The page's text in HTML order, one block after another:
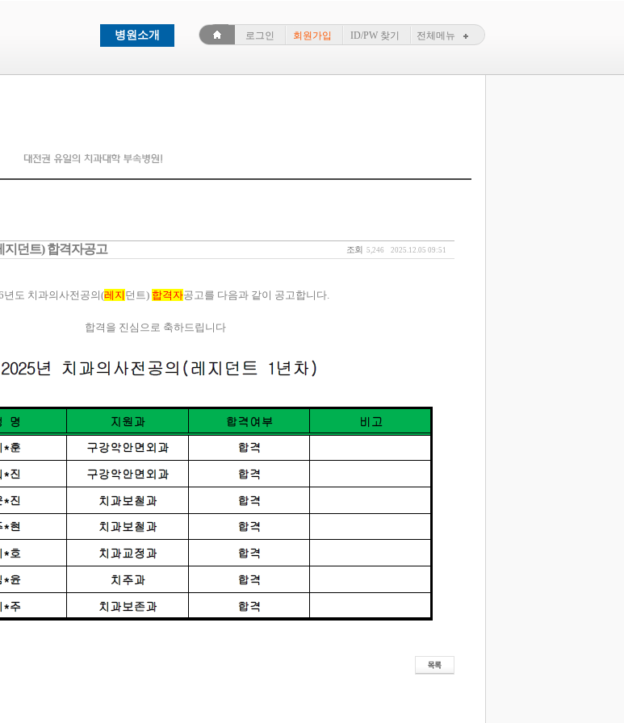
병원소개 로그인 회원가입 ID/PW 찾기 전체메뉴
지던트) 합격자공고 조회 5,246 2025.12.05 09:51
년도 치과의사전공의(레지 던트) 합격자공고를 다음과 같이 공고합니다.
합격을 진심으로 축하드립니다